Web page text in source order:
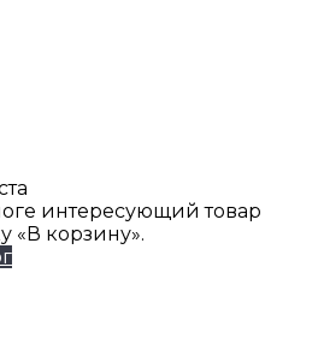
интересующий товар
«В корзину».